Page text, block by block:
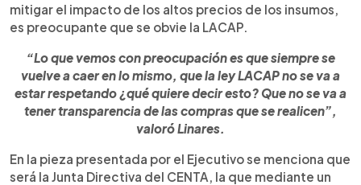
mitigar el impacto de los altos precios de los insumos,
es preocupante que se obvie la LACAP.
“Lo que vemos con preocupación es que siempre se
vuelve a caer en lo mismo, que la ley LACAP no se va a
estar respetando ¿qué quiere decir esto? Que no se va a
tener transparencia de las compras que se realicen”,
valoró Linares.
En la pieza presentada por el Ejecutivo se menciona que
será la Junta Directiva del CENTA, la que mediante un